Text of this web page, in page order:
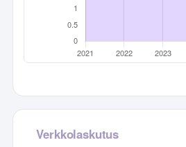
Verkkolaskutus